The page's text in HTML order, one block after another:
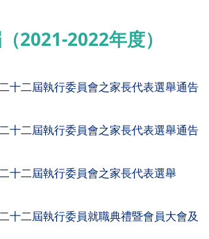
2021-2022年度）
十二屆執行委員會之家長代表選舉通告
十二屆執行委員會之家長代表選舉通告
十二屆執行委員會之家長代表選舉
十二屆執行委員就職典禮暨會員大會及